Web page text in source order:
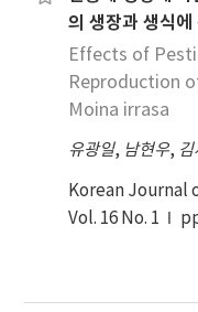
별로는 상류에서
향을 보였다. 동
당 44,317 개체
나 같은 정점에서
현량을 기록하였
게 감소하였다.
galeata와 D.
각류인
vicinus,
이 출현하였다.
의 생장과 생식에
Effects of
Reproduction
Moina irrasa
유광일, 남현우,
Korean Journal
Vol. 16 No. 1